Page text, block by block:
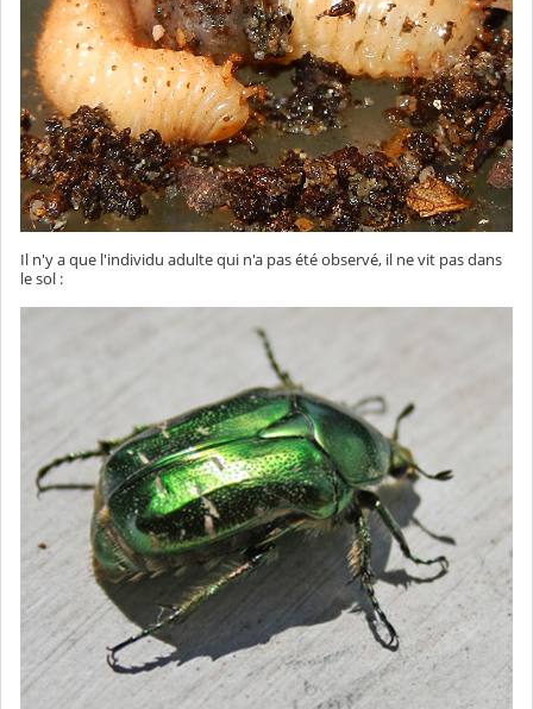
Il n'y a que l'individu adulte qui n'a pas été observé, il ne vit pas dans
le sol :